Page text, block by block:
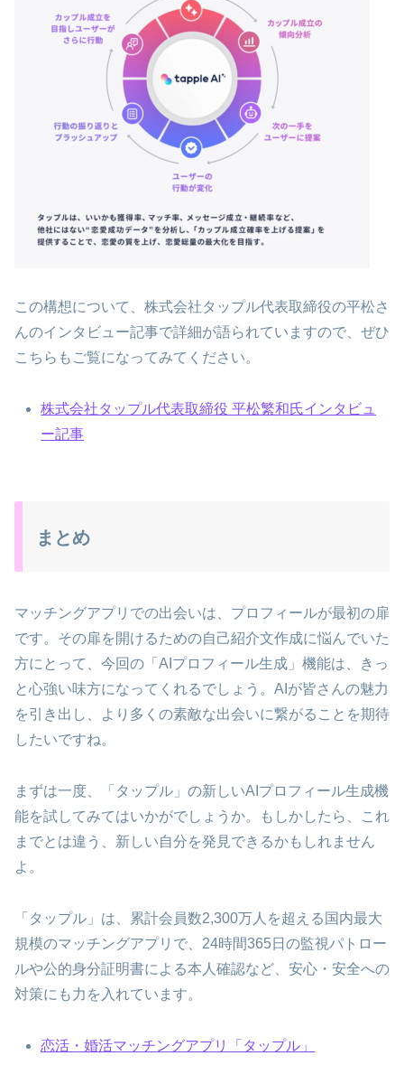
この構想について、株式会社タップル代表取締役の平松さ
んのインタビュー記事で詳細が語られていますので、ぜひ
こちらもご覧になってみてください。
株式会社タップル代表取締役 平松繁和氏インタビュ
ー記事
まとめ
マッチングアプリでの出会いは、プロフィールが最初の扉
です。その扉を開けるための自己紹介文作成に悩んでいた
方にとって、今回の「AIプロフィール生成」機能は、きっ
と心強い味方になってくれるでしょう。AIが皆さんの魅力
を引き出し、より多くの素敵な出会いに繋がることを期待
したいですね。
まずは一度、「タップル」の新しいAIプロフィール生成機
能を試してみてはいかがでしょうか。もしかしたら、これ
までとは違う、新しい自分を発見できるかもしれません
よ。
「タップル」は、累計会員数2,300万人を超える国内最大
規模のマッチングアプリで、24時間365日の監視パトロー
ルや公的身分証明書による本人確認など、安心・安全への
対策にも力を入れています。
恋活・婚活マッチングアプリ「タップル」